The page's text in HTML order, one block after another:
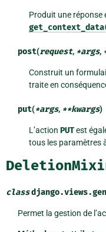
Produit une réponse
post(request, *args,
Construit un
traite en
put(*args, **kwargs)
L’actionPUTest
tous les paramètres
class
Permet la gestion de